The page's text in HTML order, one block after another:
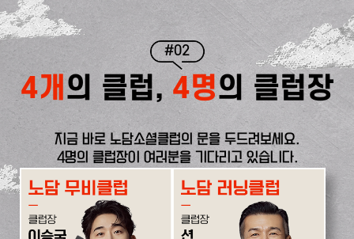
#02
4개 의 클럽, 4명의 클럽장
지금 바로 노담소셜클럽의 문을 두드려보세요.
4명의 클럽장이 여러분을 기다리고 있습니다.